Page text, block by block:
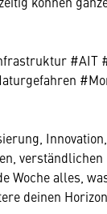
#AIT
Woche alles,
deinen